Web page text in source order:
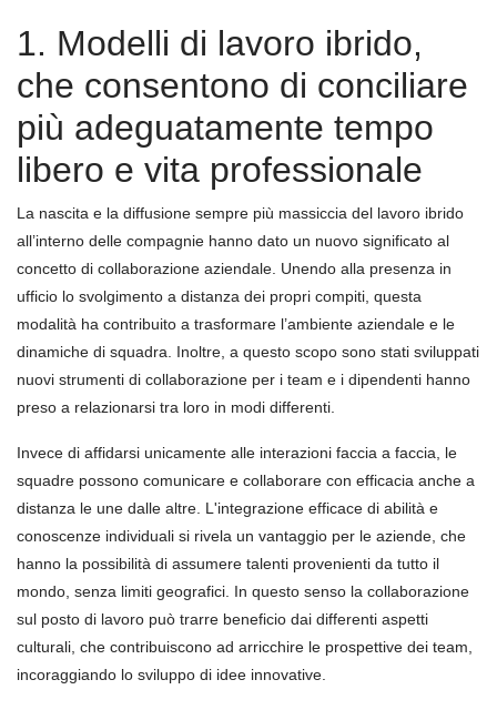
1. Modelli di lavoro ibrido,
che consentono di conciliare
più adeguatamente tempo
libero e vita professionale
La nascita e la diffusione sempre più massiccia del lavoro ibrido
all’interno delle compagnie hanno dato un nuovo significato al
concetto di collaborazione aziendale. Unendo alla presenza in
ufficio lo svolgimento a distanza dei propri compiti, questa
modalità ha contribuito a trasformare l’ambiente aziendale e le
dinamiche di squadra. Inoltre, a questo scopo sono stati sviluppati
nuovi strumenti di collaborazione per i team e i dipendenti hanno
preso a relazionarsi tra loro in modi differenti.
Invece di affidarsi unicamente alle interazioni faccia a faccia, le
squadre possono comunicare e collaborare con efficacia anche a
distanza le une dalle altre. L'integrazione efficace di abilità e
conoscenze individuali si rivela un vantaggio per le aziende, che
hanno la possibilità di assumere talenti provenienti da tutto il
mondo, senza limiti geografici. In questo senso la collaborazione
sul posto di lavoro può trarre beneficio dai differenti aspetti
culturali, che contribuiscono ad arricchire le prospettive dei team,
incoraggiando lo sviluppo di idee innovative.